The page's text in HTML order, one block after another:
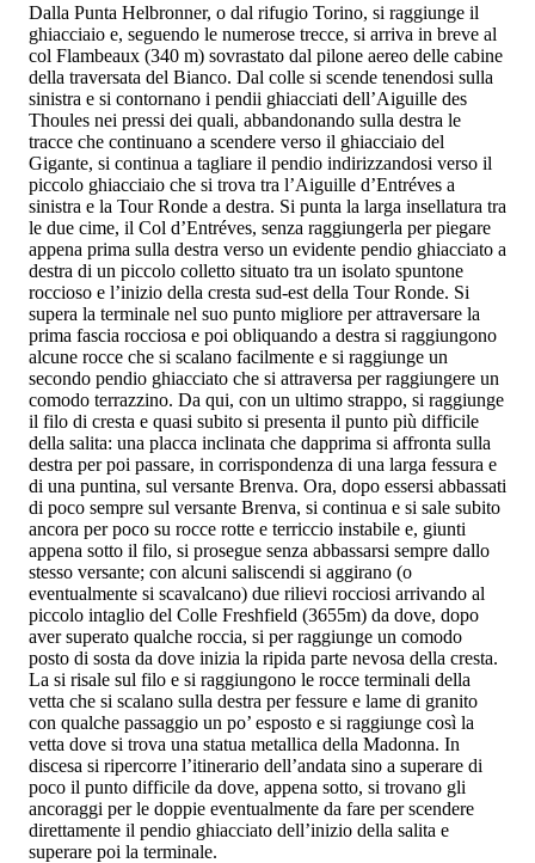
Dalla Punta Helbronner, o dal rifugio Torino, si raggiunge il
ghiacciaio e, seguendo le numerose trecce, si arriva in breve al
col Flambeaux (340 m) sovrastato dal pilone aereo delle cabine
della traversata del Bianco. Dal colle si scende tenendosi sulla
sinistra e si contornano i pendii ghiacciati dell’Aiguille des
Thoules nei pressi dei quali, abbandonando sulla destra le
tracce che continuano a scendere verso il ghiacciaio del
Gigante, si continua a tagliare il pendio indirizzandosi verso il
piccolo ghiacciaio che si trova tra l’Aiguille d’Entréves a
sinistra e la Tour Ronde a destra. Si punta la larga insellatura tra
le due cime, il Col d’Entréves, senza raggiungerla per piegare
appena prima sulla destra verso un evidente pendio ghiacciato a
destra di un piccolo colletto situato tra un isolato spuntone
roccioso e l’inizio della cresta sud-est della Tour Ronde. Si
supera la terminale nel suo punto migliore per attraversare la
prima fascia rocciosa e poi obliquando a destra si raggiungono
alcune rocce che si scalano facilmente e si raggiunge un
secondo pendio ghiacciato che si attraversa per raggiungere un
comodo terrazzino. Da qui, con un ultimo strappo, si raggiunge
il filo di cresta e quasi subito si presenta il punto più difficile
della salita: una placca inclinata che dapprima si affronta sulla
destra per poi passare, in corrispondenza di una larga fessura e
di una puntina, sul versante Brenva. Ora, dopo essersi abbassati
di poco sempre sul versante Brenva, si continua e si sale subito
ancora per poco su rocce rotte e terriccio instabile e, giunti
appena sotto il filo, si prosegue senza abbassarsi sempre dallo
stesso versante; con alcuni saliscendi si aggirano (o
eventualmente si scavalcano) due rilievi rocciosi arrivando al
piccolo intaglio del Colle Freshfield (3655m) da dove, dopo
aver superato qualche roccia, si per raggiunge un comodo
posto di sosta da dove inizia la ripida parte nevosa della cresta.
La si risale sul filo e si raggiungono le rocce terminali della
vetta che si scalano sulla destra per fessure e lame di granito
con qualche passaggio un po’ esposto e si raggiunge così la
vetta dove si trova una statua metallica della Madonna. In
discesa si ripercorre l’itinerario dell’andata sino a superare di
poco il punto difficile da dove, appena sotto, si trovano gli
ancoraggi per le doppie eventualmente da fare per scendere
direttamente il pendio ghiacciato dell’inizio della salita e
superare poi la terminale.